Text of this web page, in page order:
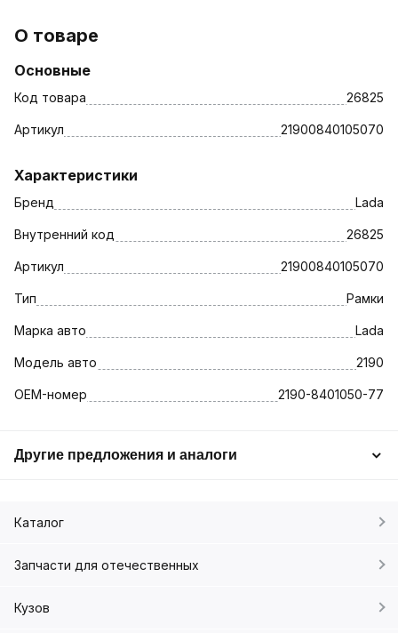
О товаре
Основные
Код товара 26825
Артикул 21900840105070
Характеристики
Бренд Lada
Внутренний код 26825
Артикул 21900840105070
Тип Рамки
Марка авто Lada
Модель авто 2190
OEM-номер 2190-8401050-77
Другие предложения и аналоги
Каталог
Запчасти для отечественных
Кузов